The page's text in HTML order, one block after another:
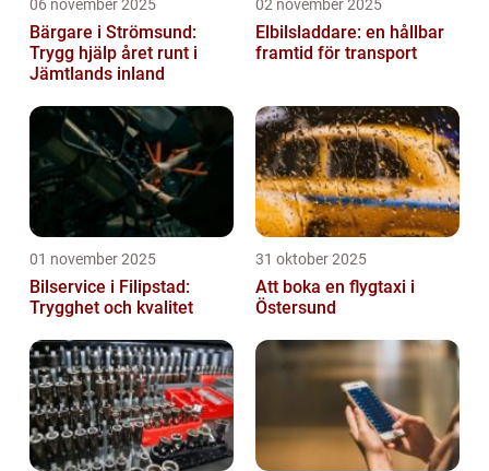
06 november 2025
Bärgare i Strömsund:
Trygg hjälp året runt i
Jämtlands inland
02 november 2025
Elbilsladdare: en hållbar
framtid för transport
01 november 2025
Bilservice i Filipstad:
Trygghet och kvalitet
31 oktober 2025
Att boka en flygtaxi i
Östersund